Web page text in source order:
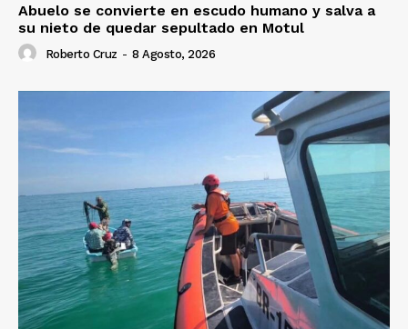
Abuelo se convierte en escudo humano y salva a
su nieto de quedar sepultado en Motul
Roberto Cruz - 8 Agosto, 2026